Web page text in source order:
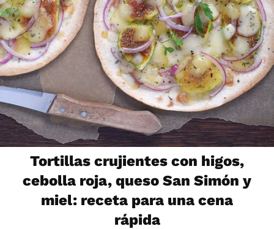
Tortillas crujientes con higos,
cebolla roja, queso San Simón y
miel: receta para una cena
rápida